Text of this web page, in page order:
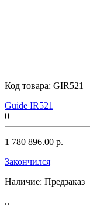
Код товара: GIR521
Guide IR521
0
1 780 896.00 р.
Закончился
Наличие: Предзаказ
..